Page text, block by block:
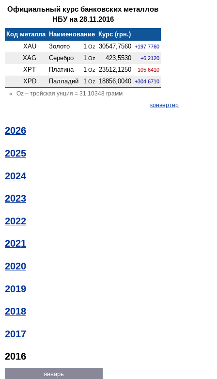
Официальный курс банковских металлов
НБУ на 28.11.2016
Код металла Наименование Курс (грн.)
XAU
Золото 1 Oz 30547,7560 +197.7760
XAG Серебро 1 Oz 423,5530 +6.2120
XPT Платина 1 Oz 23512,1250 -105.6410
XPD Палладий 1 Oz 18856,0040 +304.6710
Oz – тройская унция = 31.10348 грамм
конвертер
2026
2025
2024
2023
2022
2021
2020
2019
2018
2017
2016
январь